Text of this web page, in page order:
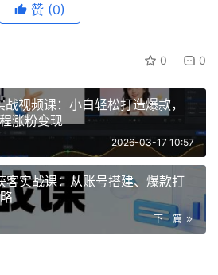
赞 (0)
0 0
视频课：小白轻松打造爆款，
涨粉变现
2026-03-17 10:57
实战课：从账号搭建、爆款打
下一篇